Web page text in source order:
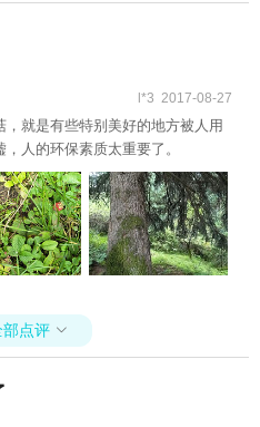
l*3 2017-08-27
就是有些特别美好的地方被人用
人的环保素质太重要了。
点评 